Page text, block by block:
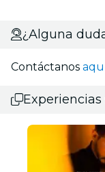
¿Alguna
Contáctanos